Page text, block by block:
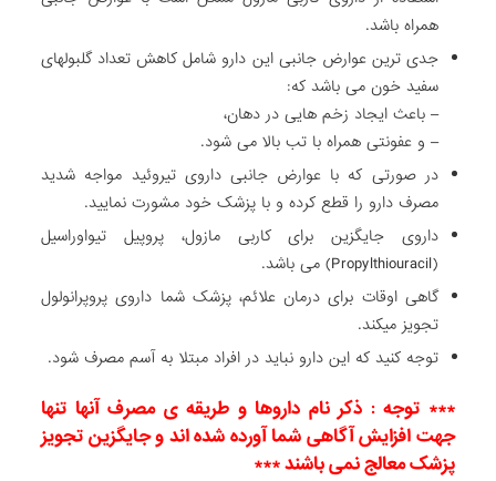
همراه باشد.
جدی ترین عوارض جانبی این دارو شامل کاهش تعداد گلبولهای
سفید خون می باشد که:
– باعث ایجاد زخم هایی در دهان،
– و عفونتی همراه با تب بالا می شود.
در صورتی که با عوارض جانبی داروی تیروئید مواجه شدید
مصرف دارو را قطع کرده و با پزشک خود مشورت نمایید.
داروی جایگزین برای کاربی مازول، پروپیل تیواوراسیل
(Propylthiouracil) می باشد.
گاهی اوقات برای درمان علائم، پزشک شما داروی پروپرانولول
تجویز میکند.
توجه کنید که این دارو نباید در افراد مبتلا به آسم مصرف شود.
*** توجه : ذکر نام داروها و طریقه ی مصرف آنها تنها
جهت افزایش آگاهی شما آورده شده اند و جایگزین تجویز
پزشک معالج نمی باشند ***